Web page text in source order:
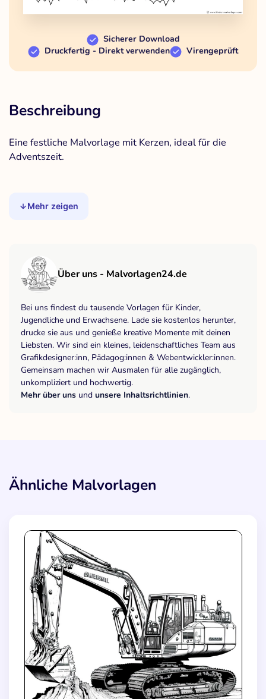
Sicherer Download
Druckfertig - Direkt verwenden
Virengeprüft
Beschreibung
Eine festliche Malvorlage mit Kerzen, ideal für die
Adventszeit.
Mehr zeigen
Über uns - Malvorlagen24.de
Bei uns findest du tausende Vorlagen für Kinder,
Jugendliche und Erwachsene. Lade sie kostenlos herunter,
drucke sie aus und genieße kreative Momente mit deinen
Liebsten. Wir sind ein kleines, leidenschaftliches Team aus
Grafikdesigner:inn, Pädagog:innen & Webentwickler:innen.
Gemeinsam machen wir Ausmalen für alle zugänglich,
unkompliziert und hochwertig.
Mehr über uns und unsere Inhaltsrichtlinien.
Ähnliche Malvorlagen